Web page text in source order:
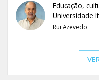
Educação,
Universidade
Rui Azevedo